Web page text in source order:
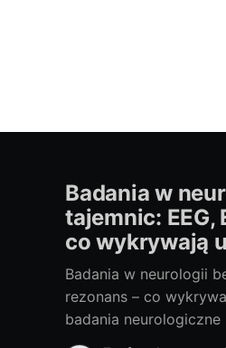
Badania w
tajemnic: EEG,
co wykrywają
Badania w neurologii
rezonans – co
badania
znaczenieJako